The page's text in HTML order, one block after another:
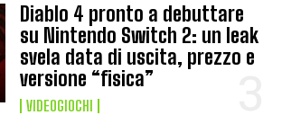
Diablo 4 pronto a debuttare
su Nintendo Switch 2: un leak
svela data di uscita, prezzo e
versione “fisica”
VIDEOGIOCHI